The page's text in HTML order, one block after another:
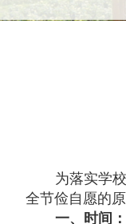
为落实学
全节俭自愿的
一、时间：